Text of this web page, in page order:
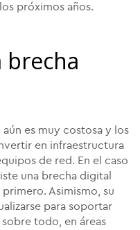
próximos años.
brecha
es muy costosa y los
en infraestructura
de red. En el caso
una brecha digital
Asimismo, su
para soportar
todo, en áreas